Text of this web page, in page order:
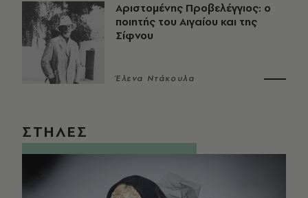
Αριστομένης Προβελέγγιος: ο
ποιητής του Αιγαίου και της
Σίφνου
Έλενα Ντάκουλα
ΣΤΗΛΕΣ